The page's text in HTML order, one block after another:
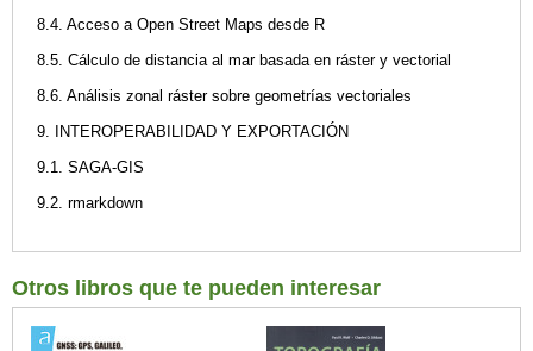
8.4. Acceso a Open Street Maps desde R
8.5. Cálculo de distancia al mar basada en ráster y vectorial
8.6. Análisis zonal ráster sobre geometrías vectoriales
9. INTEROPERABILIDAD Y EXPORTACIÓN
9.1. SAGA-GIS
9.2. rmarkdown
Otros libros que te pueden interesar